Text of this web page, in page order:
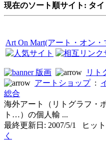
現在のソート順サイト: タ
Art On Mart(アート・オン・
版画 リト
アートショップ:
総合
海外アート（リトグラフ・
ト…）の個人輸 ...
最終更新日: 2007/5/1 ヒッ
く